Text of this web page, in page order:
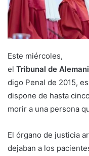
Este miércoles,
el Tribunal de
digo Penal de 2015,
dispone de hasta
morir a una persona
El órgano de justicia
dejaban a los